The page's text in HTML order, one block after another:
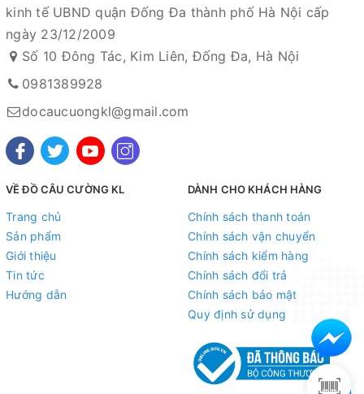
kinh tế UBND quận Đống Đa thành phố Hà Nội cấp
ngày 23/12/2009
Số 10 Đông Tác, Kim Liên, Đống Đa, Hà Nội
0981389928
docaucuongkl@gmail.com
VỀ ĐỒ CÂU CƯỜNG KL
Trang chủ
Sản phẩm
Giới thiệu
Tin tức
Hướng dẫn
DÀNH CHO KHÁCH HÀNG
Chính sách thanh toán
Chính sách vận chuyển
Chính sách kiểm hàng
Chính sách đổi trả
Chính sách bảo mật
Quy định sử dụng